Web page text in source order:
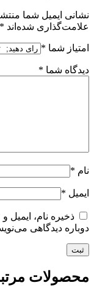
نشانی ایمیل شما
علامت‌گذاری شده‌اند *
امتیاز شما *
دیدگاه شما *
نام *
ایمیل *
ذخیره نام،
دوباره دیدگاهی
محصولات